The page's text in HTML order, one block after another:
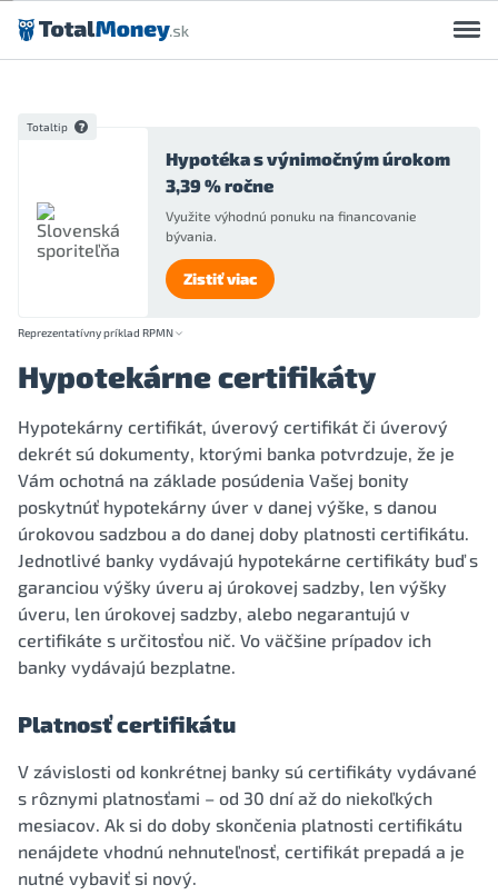
Preskočiť na obsah
Totaltip
Hypotéka s výnimočným úrokom
3,39 % ročne
Využite výhodnú ponuku na financovanie
bývania.
Zistiť viac
Reprezentatívny príklad RPMN
Hypotekárne certifikáty
Hypotekárny certifikát, úverový certifikát či úverový
dekrét sú dokumenty, ktorými banka potvrdzuje, že je
Vám ochotná na základe posúdenia Vašej bonity
poskytnúť hypotekárny úver v danej výške, s danou
úrokovou sadzbou a do danej doby platnosti certifikátu.
Jednotlivé banky vydávajú hypotekárne certifikáty buď s
garanciou výšky úveru aj úrokovej sadzby, len výšky
úveru, len úrokovej sadzby, alebo negarantujú v
certifikáte s určitosťou nič. Vo väčšine prípadov ich
banky vydávajú bezplatne.
Platnosť certifikátu
V závislosti od konkrétnej banky sú certifikáty vydávané
s rôznymi platnosťami – od 30 dní až do niekoľkých
mesiacov. Ak si do doby skončenia platnosti certifikátu
nenájdete vhodnú nehnuteľnosť, certifikát prepadá a je
nutné vybaviť si nový.